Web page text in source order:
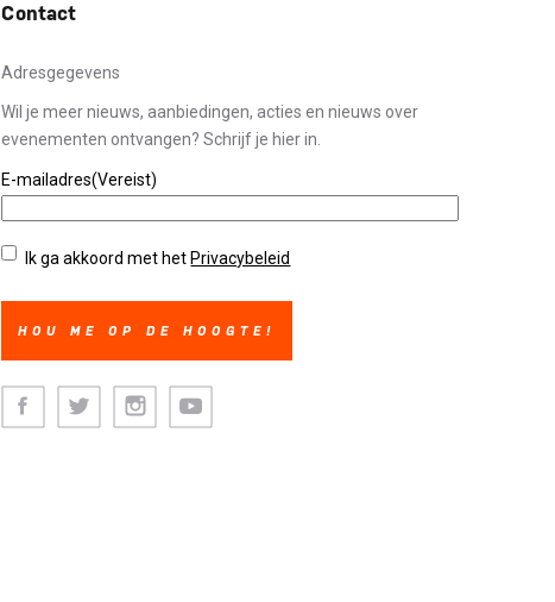
Contact
Adresgegevens
Wil je meer nieuws, aanbiedingen, acties en nieuws over
evenementen ontvangen? Schrijf je hier in.
E-mailadres(Vereist)
Privacybeleid(Vereist)
Ik ga akkoord met het Privacybeleid